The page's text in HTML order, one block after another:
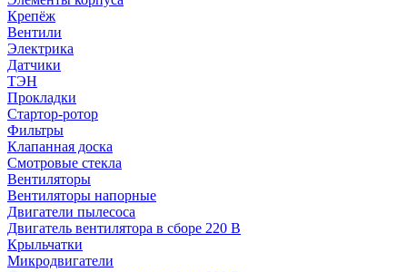
Крепёж
Вентили
Электрика
Датчики
ТЭН
Прокладки
Стартор-ротор
Фильтры
Клапанная доска
Смотровые стекла
Вентиляторы
Вентиляторы напорные
Двигатели пылесоса
Двигатель вентилятора в сборе 220 В
Крыльчатки
Микродвигатели